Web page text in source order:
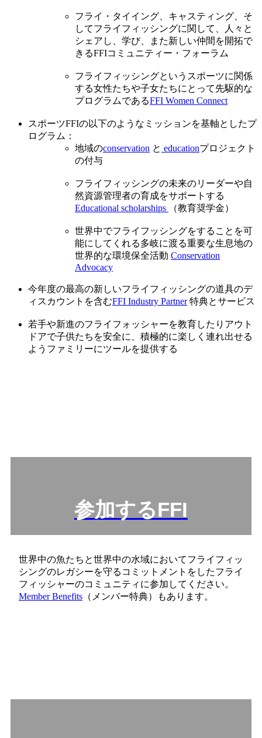
フライ・タイイング、キャスティング、そ
してフライフィッシングに関して、人々と
シェアし、学び、また新しい仲間を開拓で
きるFFIコミュニティー・フォーラム
フライフィッシングというスポーツに関係
する女性たちや子女たちにとって先駆的な
プログラムであるFFI Women Connect
スポーツFFIの以下のようなミッションを基軸としたプ
ログラム：
地域のconservation と educationプロジェクト
の付与
フライフィッシングの未来のリーダーや自
然資源管理者の育成をサポートする
Educational scholarships
（教育奨学金）
世界中でフライフッシングをすることを可
能にしてくれる多岐に渡る重要な生息地の
世界的な環境保全活動 Conservation
Advocacy
今年度の最高の新しいフライフィッシングの道具のデ
ィスカウントを含むFFI Industry Partner特典とサービス
若手や新進のフライフォッシャーを教育したりアウト
ドアで子供たちを安全に、積極的に楽しく連れ出せる
ようファミリーにツールを提供する
参加するFFI
世界中の魚たちと世界中の水域においてフライフィッ
シングのレガシーを守るコミットメントをしたフライ
フィッシャーのコミュニティに参加してください。
Member Benefits （メンバー特典）もあります。